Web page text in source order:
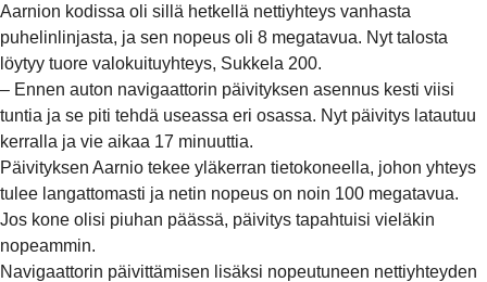
Aarnion kodissa oli sillä hetkellä nettiyhteys vanhasta
puhelinlinjasta, ja sen nopeus oli 8 megatavua. Nyt talosta
löytyy tuore valokuituyhteys, Sukkela 200.
– Ennen auton navigaattorin päivityksen asennus kesti viisi
tuntia ja se piti tehdä useassa eri osassa. Nyt päivitys latautuu
kerralla ja vie aikaa 17 minuuttia.
Päivityksen Aarnio tekee yläkerran tietokoneella, johon yhteys
tulee langattomasti ja netin nopeus on noin 100 megatavua.
Jos kone olisi piuhan päässä, päivitys tapahtuisi vieläkin
nopeammin.
Navigaattorin päivittämisen lisäksi nopeutuneen nettiyhteyden